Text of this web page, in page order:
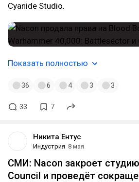
Cyanide Studio.
Показать полностью
36 6 4 3 3
33 7
Никита Ентус
Индустрия 8 мая
СМИ: Nacon закроет
Council и проведёт